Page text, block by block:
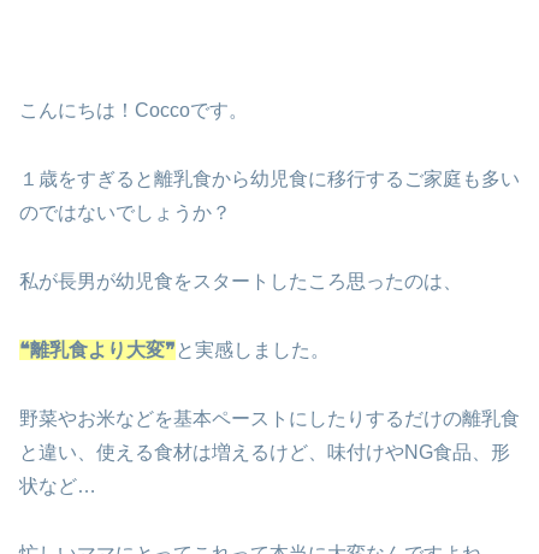
こんにちは！Coccoです。
１歳をすぎると離乳食から幼児食に移行するご家庭も多い
のではないでしょうか？
私が長男が幼児食をスタートしたころ思ったのは、
❝離乳食より大変❞ と実感しました。
野菜やお米などを基本ペーストにしたりするだけの離乳食
と違い、使える食材は増えるけど、味付けやNG食品、形
状など…